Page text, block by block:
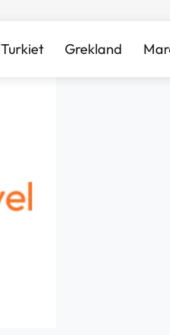
Turkiet Grekland